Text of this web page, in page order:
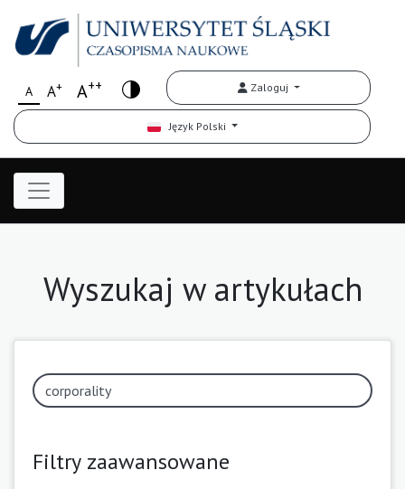
A A+ A++ Zaloguj
Język Polski
Wyszukaj w artykułach
Filtry zaawansowane